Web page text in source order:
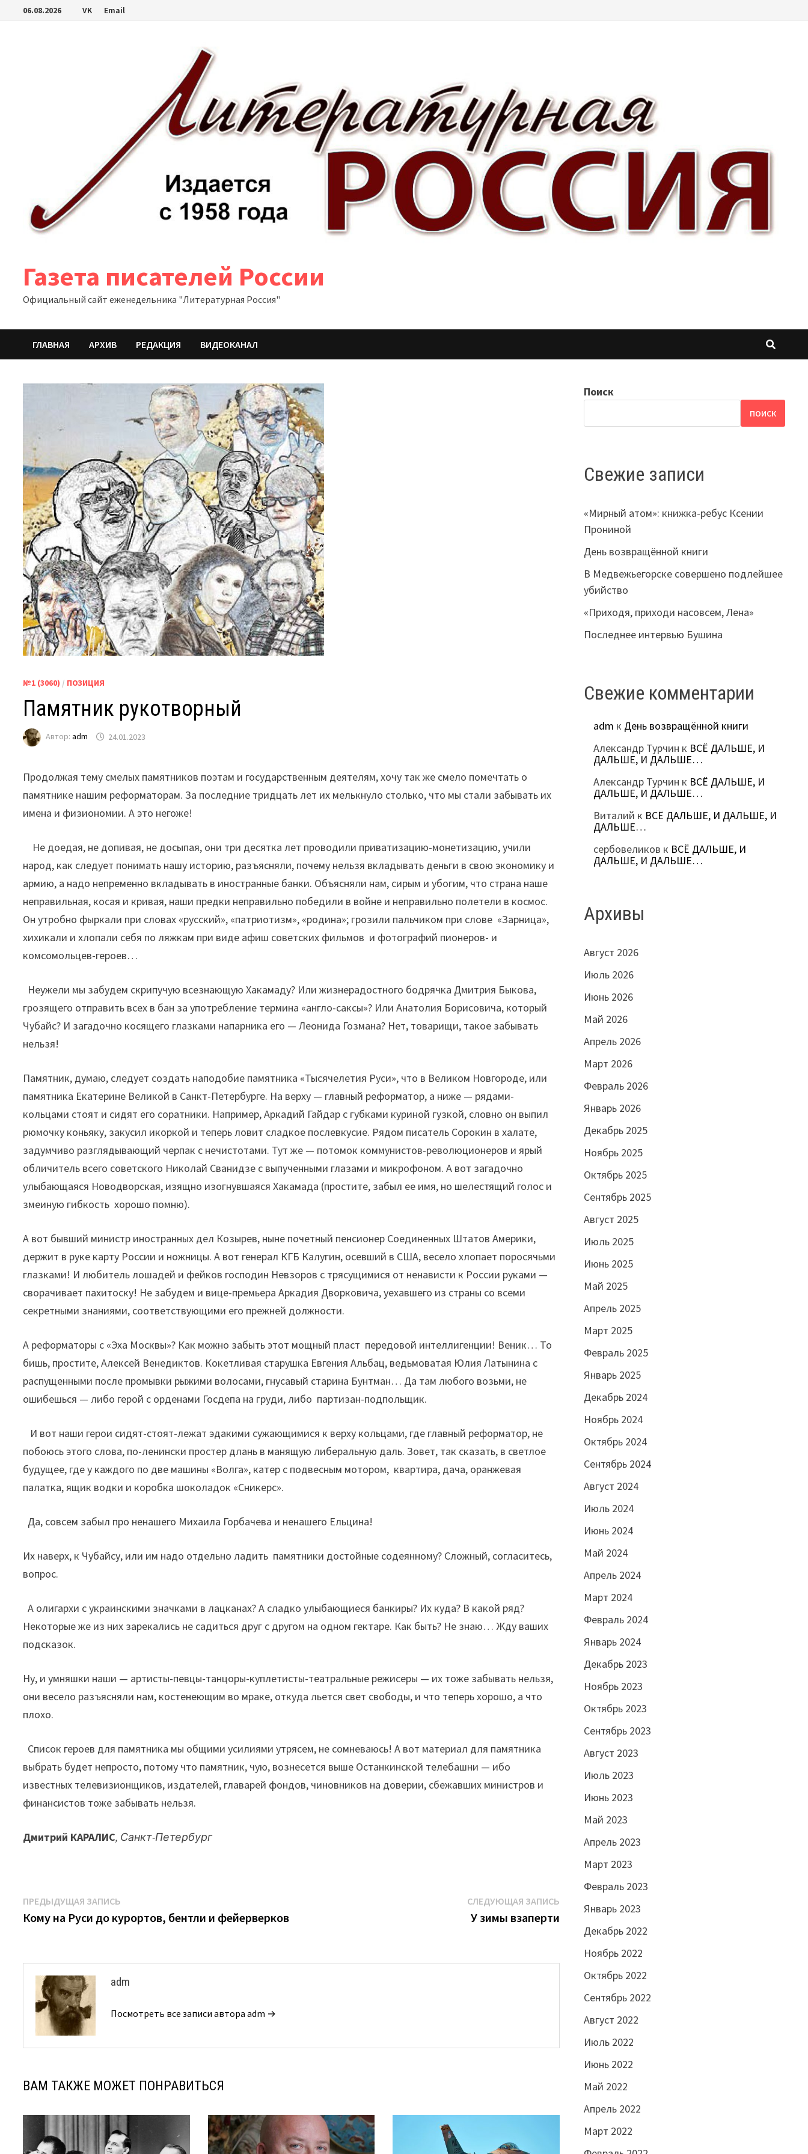
Перейти06.08.2026 VK Email
Газета писателей России
Официальный сайт еженедельника "Литературная Россия"
ГЛАВНАЯ АРХИВ РЕДАКЦИЯ ВИДЕОКАНАЛ
№1 (3060) / ПОЗИЦИЯ
Памятник рукотворный
Автор:adm 24.01.2023
Продолжая тему смелых памятников поэтам и государственным деятелям, хочу так же смело помечтать о
памятнике нашим реформаторам. За последние тридцать лет их мелькнуло столько, что мы стали забывать их
имена и физиономии. А это негоже!
Не доедая, не допивая, не досыпая, они три десятка лет проводили приватизацию-монетизацию, учили
народ, как следует понимать нашу историю, разъясняли, почему нельзя вкладывать деньги в свою экономику и
армию, а надо непременно вкладывать в иностранные банки. Объясняли нам, сирым и убогим, что страна наше
неправильная, косая и кривая, наши предки неправильно победили в войне и неправильно полетели в космос.
Он утробно фыркали при словах «русский», «патриотизм», «родина»; грозили пальчиком при слове «Зарница»,
хихикали и хлопали себя по ляжкам при виде афиш советских фильмов и фотографий пионеров- и
комсомольцев-героев…
Неужели мы забудем скрипучую всезнающую Хакамаду? Или жизнерадостного бодрячка Дмитрия Быкова,
грозящего отправить всех в бан за употребление термина «англо-саксы»? Или Анатолия Борисовича, который
Чубайс? И загадочно косящего глазками напарника его — Леонида Гозмана? Нет, товарищи, такое забывать
нельзя!
Памятник, думаю, следует создать наподобие памятника «Тысячелетия Руси», что в Великом Новгороде, или
памятника Екатерине Великой в Санкт-Петербурге. На верху — главный реформатор, а ниже — рядами-
кольцами стоят и сидят его соратники. Например, Аркадий Гайдар с губками куриной гузкой, словно он выпил
рюмочку коньяку, закусил икоркой и теперь ловит сладкое послевкусие. Рядом писатель Сорокин в халате,
задумчиво разглядывающий черпак с нечистотами. Тут же — потомок коммунистов-революционеров и ярый
обличитель всего советского Николай Сванидзе с выпученными глазами и микрофоном. А вот загадочно
улыбающаяся Новодворская, изящно изогнувшаяся Хакамада (простите, забыл ее имя, но шелестящий голос и
змеиную гибкость хорошо помню).
А вот бывший министр иностранных дел Козырев, ныне почетный пенсионер Соединенных Штатов Америки,
держит в руке карту России и ножницы. А вот генерал КГБ Калугин, осевший в США, весело хлопает поросячьми
глазками! И любитель лошадей и фейков господин Невзоров с трясущимися от ненависти к России руками —
сворачивает пахитоску! Не забудем и вице-премьера Аркадия Дворковича, уехавшего из страны со всеми
секретными знаниями, соответствующими его прежней должности.
А реформаторы с «Эха Москвы»? Как можно забыть этот мощный пласт передовой интеллигенции! Веник… То
бишь, простите, Алексей Венедиктов. Кокетливая старушка Евгения Альбац, ведьмоватая Юлия Латынина с
распущенными после промывки рыжими волосами, гнусавый старина Бунтман… Да там любого возьми, не
ошибешься — либо герой с орденами Госдепа на груди, либо партизан-подпольщик.
И вот наши герои сидят-стоят-лежат эдакими сужающимися к верху кольцами, где главный реформатор, не
побоюсь этого слова, по-ленински простер длань в манящую либеральную даль. Зовет, так сказать, в светлое
будущее, где у каждого по две машины «Волга», катер с подвесным мотором, квартира, дача, оранжевая
палатка, ящик водки и коробка шоколадок «Сникерс».
Да, совсем забыл про ненашего Михаила Горбачева и ненашего Ельцина!
Их наверх, к Чубайсу, или им надо отдельно ладить памятники достойные содеянному? Сложный, согласитесь,
вопрос.
А олигархи с украинскими значками в лацканах? А сладко улыбающиеся банкиры? Их куда? В какой ряд?
Некоторые же из них зарекались не садиться друг с другом на одном гектаре. Как быть? Не знаю… Жду ваших
подсказок.
Ну, и умняшки наши — артисты-певцы-танцоры-куплетисты-театральные режисеры — их тоже забывать нельзя,
они весело разъясняли нам, костенеющим во мраке, откуда льется свет свободы, и что теперь хорошо, а что
плохо.
Список героев для памятника мы общими усилиями утрясем, не сомневаюсь! А вот материал для памятника
выбрать будет непросто, потому что памятник, чую, вознесется выше Останкинской телебашни — ибо
известных телевизионщиков, издателей, главарей фондов, чиновников на доверии, сбежавших министров и
финансистов тоже забывать нельзя.
Дмитрий КАРАЛИС, Санкт-Петербург
Навигация
по
ПРЕДЫДУЩАЯ ЗАПИСЬ
запись:
Кому на Руси до курортов, бентли и фейерверков
СЛЕДУЮЩАЯ ЗАПИСЬСледующая
запись:
У зимы взаперти
adm
Посмотреть все записи автора adm →
ВАМ ТАКЖЕ МОЖЕТ ПОНРАВИТЬСЯ
Поиск
ПОИСК
Свежие записи
«Мирный атом»: книжка-ребус Ксении
Прониной
День возвращённой книги
В Медвежьегорске совершено подлейшее
убийство
«Приходя, приходи насовсем, Лена»
Последнее интервью Бушина
Свежие комментарии
adm к День возвращённой книги
Александр Турчин к ВСЁ ДАЛЬШЕ, И
ДАЛЬШЕ, И ДАЛЬШЕ…
Александр Турчин к ВСЁ ДАЛЬШЕ, И
ДАЛЬШЕ, И ДАЛЬШЕ…
Виталий к ВСЁ ДАЛЬШЕ, И ДАЛЬШЕ, И
ДАЛЬШЕ…
сербовеликов к ВСЁ ДАЛЬШЕ, И
ДАЛЬШЕ, И ДАЛЬШЕ…
Архивы
Август 2026
Июль 2026
Июнь 2026
Май 2026
Апрель 2026
Март 2026
Февраль 2026
Январь 2026
Декабрь 2025
Ноябрь 2025
Октябрь 2025
Сентябрь 2025
Август 2025
Июль 2025
Июнь 2025
Май 2025
Апрель 2025
Март 2025
Февраль 2025
Январь 2025
Декабрь 2024
Ноябрь 2024
Октябрь 2024
Сентябрь 2024
Август 2024
Июль 2024
Июнь 2024
Май 2024
Апрель 2024
Март 2024
Февраль 2024
Январь 2024
Декабрь 2023
Ноябрь 2023
Октябрь 2023
Сентябрь 2023
Август 2023
Июль 2023
Июнь 2023
Май 2023
Апрель 2023
Март 2023
Февраль 2023
Январь 2023
Декабрь 2022
Ноябрь 2022
Октябрь 2022
Сентябрь 2022
Август 2022
Июль 2022
Июнь 2022
Май 2022
Апрель 2022
Март 2022